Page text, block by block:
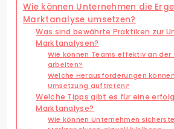
Wie können Unternehmen die
Marktanalyse umsetzen?
Was sind bewährte Praktiken zur
Marktanalysen?
Wie können Teams effektiv an der
arbeiten?
Welche Herausforderungen
Umsetzung auftreten?
Welche Tipps gibt es für eine
Marktanalyse?
Wie können Unternehmen